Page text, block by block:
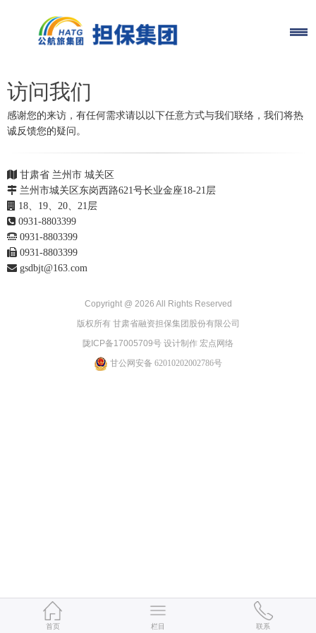
访问我们
感谢您的来访，有任何需求请以以下任意方式与我们联络，我们将热
诚反馈您的疑问。
甘肃省 兰州市 城关区
兰州市城关区东岗西路621号长业金座18-21层
18、19、20、21层
0931-8803399
0931-8803399
0931-8803399
gsdbjt@163.com
Copyright @ 2026 All Rights Reserved
版权所有 甘肃省融资担保集团股份有限公司
陇ICP备17005709号 设计制作 宏点网络
甘公网安备 62010202002786号
首页 栏目 联系